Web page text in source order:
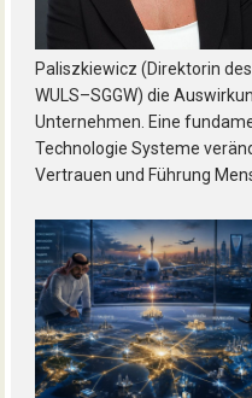
Paliszkiewicz (Direktorin
WULS–SGGW) die
Unternehmen. Eine
Technologie Systeme
Vertrauen und Führung